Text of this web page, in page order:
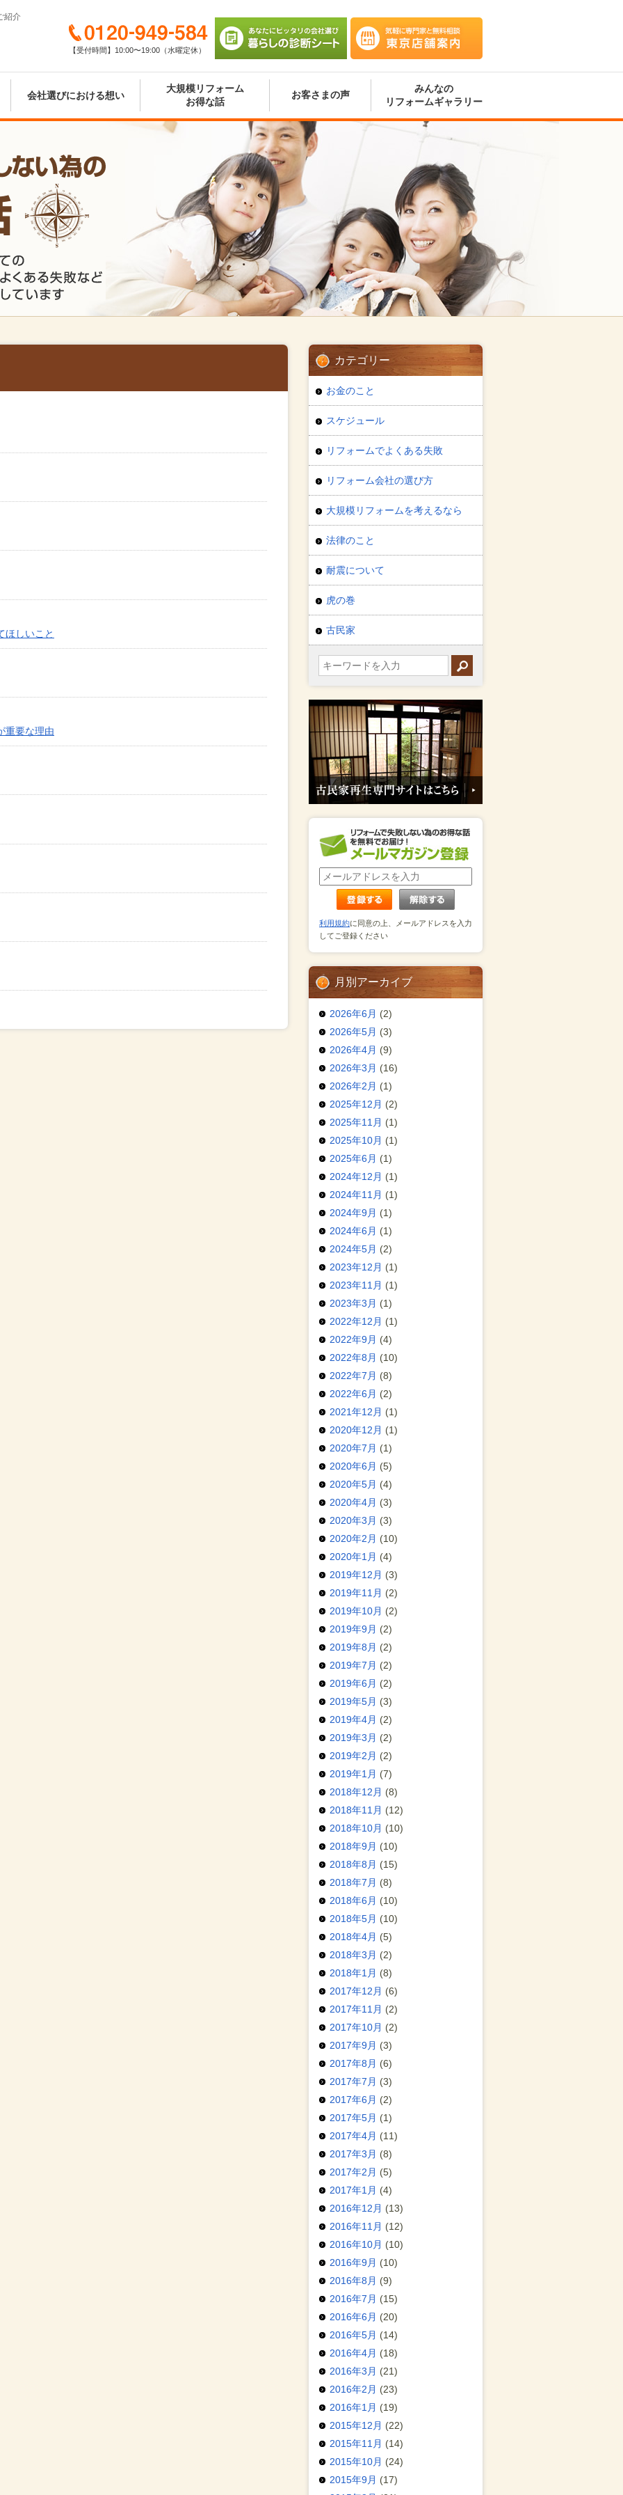
紹介
店舗案内
び 暮らしの診断シート
0120-949-584
【受付時間】10:00〜19:00（水曜定休）
会社選びにおける想い
大規模リフォーム
お得な話
お客さまの声
みんなの
リフォームギャラリー
ほしいこと
重要な理由
カテゴリー
お金のこと
スケジュール
リフォームでよくある失敗
リフォーム会社の選び方
大規模リフォームを考えるなら
法律のこと
耐震について
虎の巻
古民家
利用規約に同意の上、メールアドレスを入力
してご登録ください
月別アーカイブ
2026年6月 (2)
2026年5月 (3)
2026年4月 (9)
2026年3月 (16)
2026年2月 (1)
2025年12月 (2)
2025年11月 (1)
2025年10月 (1)
2025年6月 (1)
2024年12月 (1)
2024年11月 (1)
2024年9月 (1)
2024年6月 (1)
2024年5月 (2)
2023年12月 (1)
2023年11月 (1)
2023年3月 (1)
2022年12月 (1)
2022年9月 (4)
2022年8月 (10)
2022年7月 (8)
2022年6月 (2)
2021年12月 (1)
2020年12月 (1)
2020年7月 (1)
2020年6月 (5)
2020年5月 (4)
2020年4月 (3)
2020年3月 (3)
2020年2月 (10)
2020年1月 (4)
2019年12月 (3)
2019年11月 (2)
2019年10月 (2)
2019年9月 (2)
2019年8月 (2)
2019年7月 (2)
2019年6月 (2)
2019年5月 (3)
2019年4月 (2)
2019年3月 (2)
2019年2月 (2)
2019年1月 (7)
2018年12月 (8)
2018年11月 (12)
2018年10月 (10)
2018年9月 (10)
2018年8月 (15)
2018年7月 (8)
2018年6月 (10)
2018年5月 (10)
2018年4月 (5)
2018年3月 (2)
2018年1月 (8)
2017年12月 (6)
2017年11月 (2)
2017年10月 (2)
2017年9月 (3)
2017年8月 (6)
2017年7月 (3)
2017年6月 (2)
2017年5月 (1)
2017年4月 (11)
2017年3月 (8)
2017年2月 (5)
2017年1月 (4)
2016年12月 (13)
2016年11月 (12)
2016年10月 (10)
2016年9月 (10)
2016年8月 (9)
2016年7月 (15)
2016年6月 (20)
2016年5月 (14)
2016年4月 (18)
2016年3月 (21)
2016年2月 (23)
2016年1月 (19)
2015年12月 (22)
2015年11月 (14)
2015年10月 (24)
2015年9月 (17)